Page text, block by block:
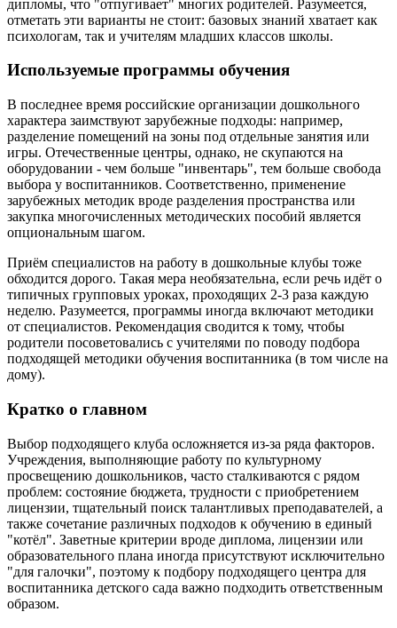
дипломы, что "отпугивает" многих родителей. Разумеется,
отметать эти варианты не стоит: базовых знаний хватает как
психологам, так и учителям младших классов школы.
Используемые программы обучения
В последнее время российские организации дошкольного
характера заимствуют зарубежные подходы: например,
разделение помещений на зоны под отдельные занятия или
игры. Отечественные центры, однако, не скупаются на
оборудовании - чем больше "инвентарь", тем больше свобода
выбора у воспитанников. Соответственно, применение
зарубежных методик вроде разделения пространства или
закупка многочисленных методических пособий является
опциональным шагом.
Приём специалистов на работу в дошкольные клубы тоже
обходится дорого. Такая мера необязательна, если речь идёт о
типичных групповых уроках, проходящих 2-3 раза каждую
неделю. Разумеется, программы иногда включают методики
от специалистов. Рекомендация сводится к тому, чтобы
родители посоветовались с учителями по поводу подбора
подходящей методики обучения воспитанника (в том числе на
дому).
Кратко о главном
Выбор подходящего клуба осложняется из-за ряда факторов.
Учреждения, выполняющие работу по культурному
просвещению дошкольников, часто сталкиваются с рядом
проблем: состояние бюджета, трудности с приобретением
лицензии, тщательный поиск талантливых преподавателей, а
также сочетание различных подходов к обучению в единый
"котёл". Заветные критерии вроде диплома, лицензии или
образовательного плана иногда присутствуют исключительно
"для галочки", поэтому к подбору подходящего центра для
воспитанника детского сада важно подходить ответственным
образом.